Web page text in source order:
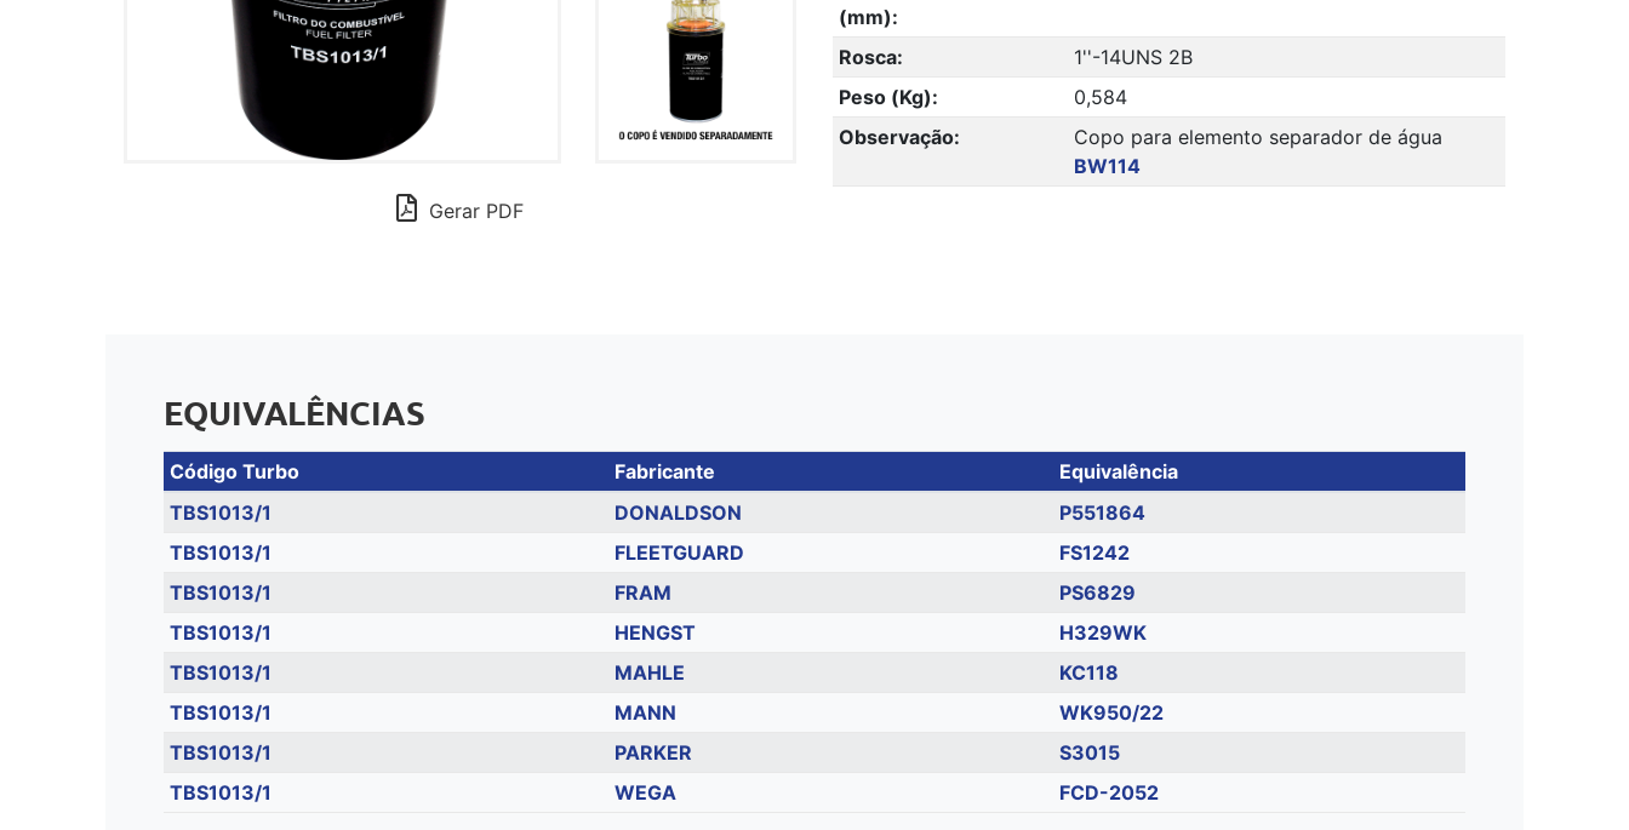
Gerar PDF
(mm):
Rosca:
1''-14UNS 2B
Peso (Kg):
0,584
Observação:
Copo para elemento separador de água
BW114
EQUIVALÊNCIAS
Código Turbo Fabricante
Equivalência
TBS1013/1
DONALDSON
P551864
TBS1013/1
FLEETGUARD
FS1242
TBS1013/1
FRAM
PS6829
TBS1013/1
HENGST
H329WK
TBS1013/1
MAHLE
KC118
TBS1013/1
MANN
WK950/22
TBS1013/1
PARKER
S3015
TBS1013/1
WEGA FCD-2052